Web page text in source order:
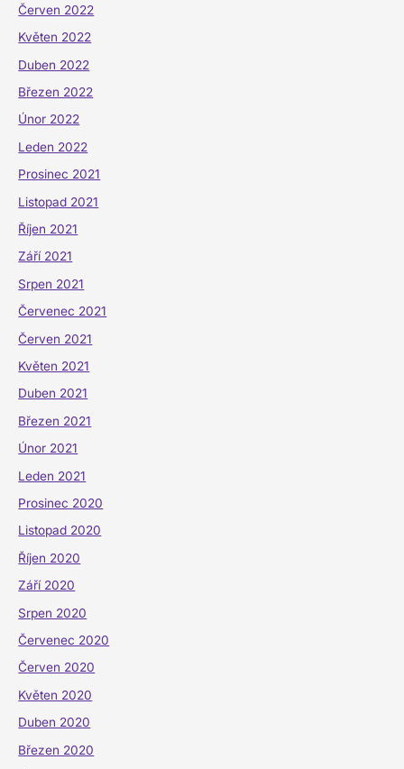
Červen 2022
Květen 2022
Duben 2022
Březen 2022
Únor 2022
Leden 2022
Prosinec 2021
Listopad 2021
Říjen 2021
Září 2021
Srpen 2021
Červenec 2021
Červen 2021
Květen 2021
Duben 2021
Březen 2021
Únor 2021
Leden 2021
Prosinec 2020
Listopad 2020
Říjen 2020
Září 2020
Srpen 2020
Červenec 2020
Červen 2020
Květen 2020
Duben 2020
Březen 2020